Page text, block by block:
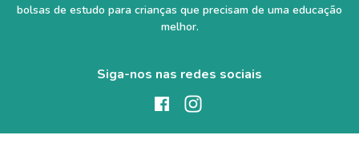
bolsas de estudo para crianças que precisam de uma educação
melhor.
Siga-nos nas redes sociais